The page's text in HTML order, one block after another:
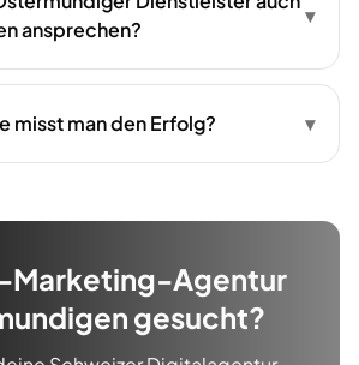
ansprechen?
▾
misst man den Erfolg? ▾
Marketing-Agentur
gesucht?